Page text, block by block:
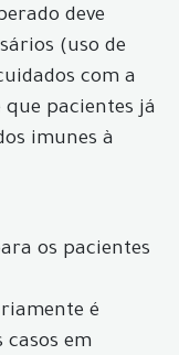
deve
(uso de
com a
pacientes já
imunes à
os pacientes
é
em